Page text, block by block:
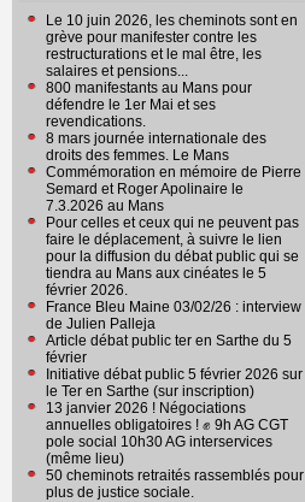
Le 10 juin 2026, les cheminots sont en
grève pour manifester contre les
restructurations et le mal être, les
salaires et pensions...
800 manifestants au Mans pour
défendre le 1er Mai et ses
revendications.
8 mars journée internationale des
droits des femmes. Le Mans
Commémoration en mémoire de Pierre
Semard et Roger Apolinaire le
7.3.2026 au Mans
Pour celles et ceux qui ne peuvent pas
faire le déplacement, à suivre le lien
pour la diffusion du débat public qui se
tiendra au Mans aux cinéates le 5
février 2026.
France Bleu Maine 03/02/26 : interview
de Julien Palleja
Article débat public ter en Sarthe du 5
février
Initiative débat public 5 février 2026 sur
le Ter en Sarthe (sur inscription)
13 janvier 2026 ! Négociations
annuelles obligatoires ! ✊ 9h AG CGT
pole social 10h30 AG interservices
(même lieu)
50 cheminots retraités rassemblés pour
plus de justice sociale.